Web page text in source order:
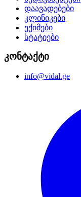
დაავადებები
კლინიკები
ექიმები
სტატიები
კონტაქტი
info@vidal.ge